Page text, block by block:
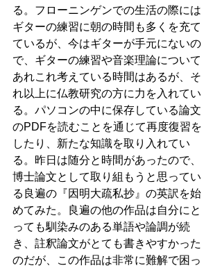
る。フローニンゲンでの生活の際には
ギターの練習に朝の時間も多くを充て
ているが、今はギターが手元にないの
で、ギターの練習や音楽理論について
あれこれ考えている時間はあるが、そ
れ以上に仏教研究の方に力を入れてい
る。パソコンの中に保存している論文
のPDFを読むことを通じて再度復習を
したり、新たな知識を取り入れてい
る。昨日は随分と時間があったので、
博士論文として取り組もうと思ってい
る良遍の『因明大疏私抄』の英訳を始
めてみた。良遍の他の作品は自分にと
っても馴染みのある単語や論調が続
き、註釈論文がとても書きやすかった
のだが、この作品は非常に難解で困っ